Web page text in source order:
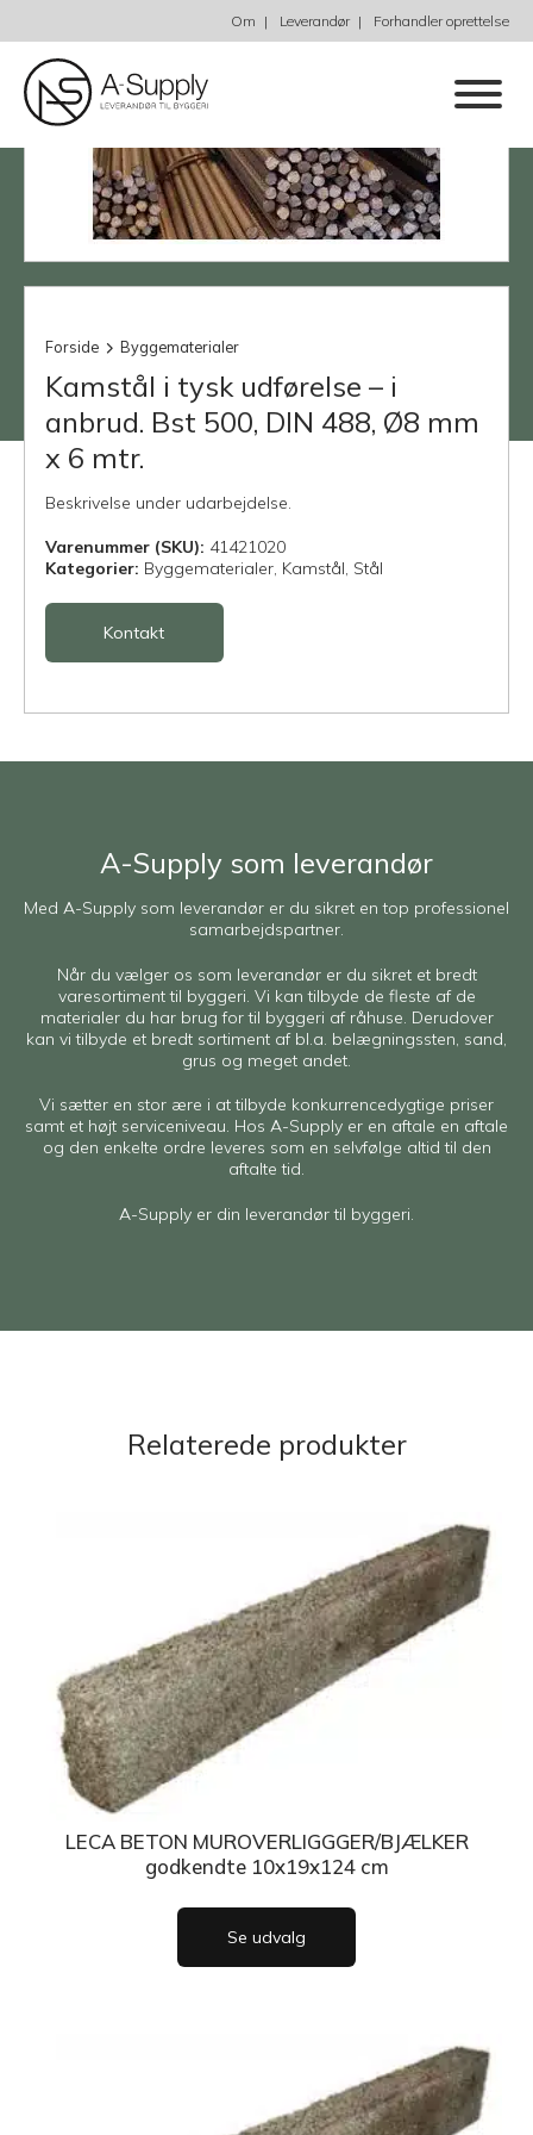
Om Leverandør Forhandler oprettelse
Forside Byggematerialer
Kamstål i tysk udførelse – i
anbrud. Bst 500, DIN 488, Ø8 mm
x 6 mtr.
Beskrivelse under udarbejdelse.
Varenummer (SKU): 41421020
Kategorier: Byggematerialer, Kamstål, Stål
Kontakt
A-Supply som leverandør
Med A-Supply som leverandør er du sikret en top professionel
samarbejdspartner.
Når du vælger os som leverandør er du sikret et bredt
varesortiment til byggeri. Vi kan tilbyde de fleste af de
materialer du har brug for til byggeri af råhuse. Derudover
kan vi tilbyde et bredt sortiment af bl.a. belægningssten, sand,
grus og meget andet.
Vi sætter en stor ære i at tilbyde konkurrencedygtige priser
samt et højt serviceniveau. Hos A-Supply er en aftale en aftale
og den enkelte ordre leveres som en selvfølge altid til den
aftalte tid.
A-Supply er din leverandør til byggeri.
Relaterede produkter
LECA BETON MUROVERLIGGGER/BJÆLKER
godkendte 10x19x124 cm
Se udvalg